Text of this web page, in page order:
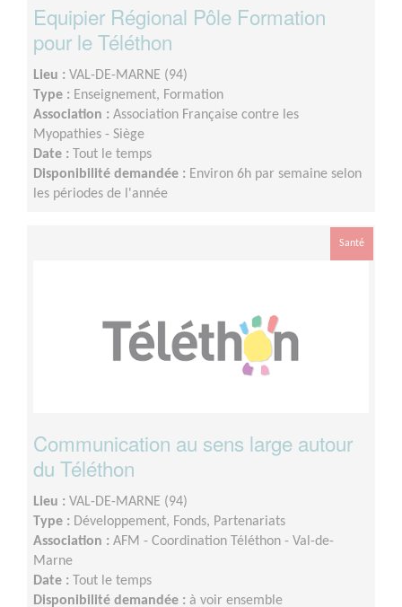
Equipier Régional Pôle Formation
pour le Téléthon
Lieu : VAL-DE-MARNE (94)
Type : Enseignement, Formation
Association : Association Française contre les
Myopathies - Siège
Date :
Tout le temps
Disponibilité demandée : Environ 6h par semaine selon
les périodes de l'année
Santé
Communication au sens large autour
du Téléthon
Lieu : VAL-DE-MARNE (94)
Type : Développement, Fonds, Partenariats
Association : AFM - Coordination Téléthon - Val-de-
Marne
Date :
Tout le temps
Disponibilité demandée : à voir ensemble